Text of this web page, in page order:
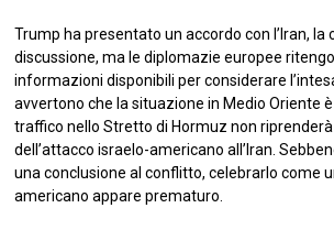
Trump ha presentato un accordo con l’Iran, la
discussione, ma le diplomazie europee
informazioni disponibili per considerare
avvertono che la situazione in Medio Oriente
traffico nello Stretto di Hormuz non
dell’attacco israelo-americano all’Iran.
una conclusione al conflitto, celebrarlo come
americano appare prematuro.